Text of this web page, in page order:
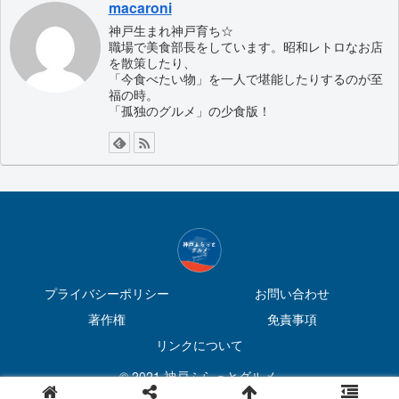
macaroni
神戸生まれ神戸育ち☆
職場で美食部長をしています。昭和レトロなお店
を散策したり、
「今食べたい物」を一人で堪能したりするのが至
福の時。
「孤独のグルメ」の少食版！
プライバシーポリシー
お問い合わせ
著作権
免責事項
リンクについて
© 2021 神戸ふらっとグルメ.